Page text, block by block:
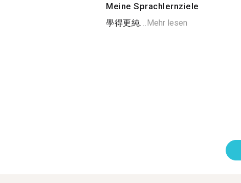
Meine Sprachlernziele
學得更純...Mehr lesen